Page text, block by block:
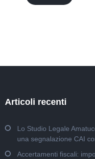
Articoli recenti
Lo Studio Legale
una segnalazione CAI
Accertamenti fiscali: